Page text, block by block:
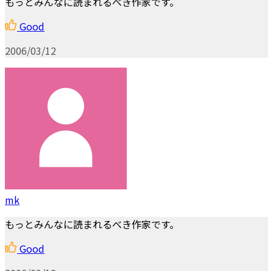
Good
2006/03/12
mk
もっとみんなに読まれるべき作家です。
Good